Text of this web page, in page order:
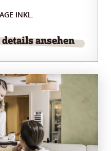
INKL.
details ansehen